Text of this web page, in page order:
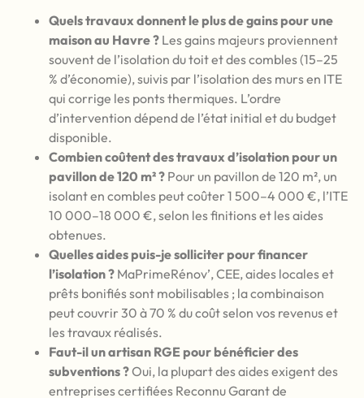
Quels travaux donnent le plus de gains pour une
maison au Havre ? Les gains majeurs proviennent
souvent de l’isolation du toit et des combles (15–25
% d’économie), suivis par l’isolation des murs en ITE
qui corrige les ponts thermiques. L’ordre
d’intervention dépend de l’état initial et du budget
disponible.
Combien coûtent des travaux d’isolation pour un
pavillon de 120 m² ? Pour un pavillon de 120 m², un
isolant en combles peut coûter 1 500–4 000 €, l’ITE
10 000–18 000 €, selon les finitions et les aides
obtenues.
Quelles aides puis-je solliciter pour financer
l’isolation ? MaPrimeRénov’, CEE, aides locales et
prêts bonifiés sont mobilisables ; la combinaison
peut couvrir 30 à 70 % du coût selon vos revenus et
les travaux réalisés.
Faut-il un artisan RGE pour bénéficier des
subventions ?Oui, la plupart des aides exigent des
entreprises certifiées Reconnu Garant de